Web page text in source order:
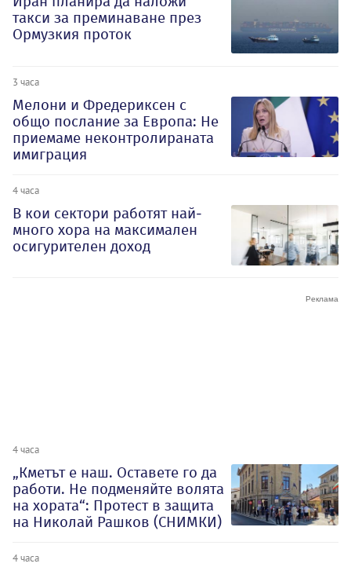
такси за преминаване през
Ормузкия проток
3 часа
Мелони и Фредериксен с
общо послание за Европа: Не
приемаме неконтролираната
имиграция
4 часа
В кои сектори работят най-
много хора на максимален
осигурителен доход
4 часа
„Кметът е наш. Оставете го да
работи. Не подменяйте волята
на хората“: Протест в защита
на Николай Рашков (СНИМКИ)
4 часа